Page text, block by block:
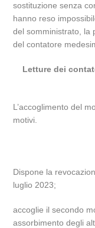
sostituzione senza
hanno reso
del somministrato, la
del contatore
Letture dei
L’accoglimento del
motivi.
Dispone la
luglio 2023;
accoglie il secondo
assorbimento degli